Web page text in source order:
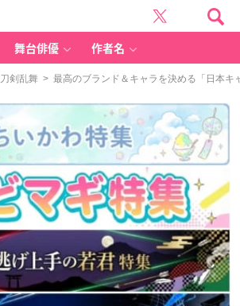
舞台俳優 作者名
刀剣乱舞 > 最高のブランド＆キャラを決める「日本キ